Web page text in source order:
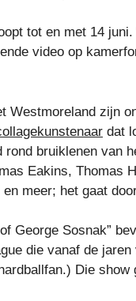
tot en met 14
video op
Westmoreland zijn
dat
rond bruiklenen van
Eakins, Thomas
meer; het gaat
George Sosnak”
die vanaf de
Die